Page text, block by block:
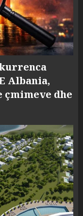
Albania,
dhe